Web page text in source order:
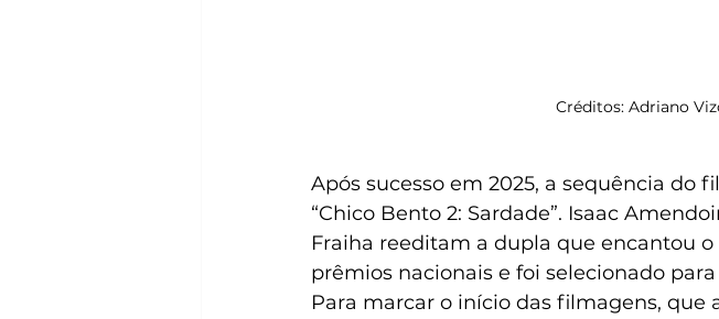
Créditos: Adriano
Após sucesso em 2025, a sequência do
“Chico Bento 2: Sardade”. Isaac
Fraiha reeditam a dupla que encantou
prêmios nacionais e foi selecionado
Para marcar o início das filmagens,